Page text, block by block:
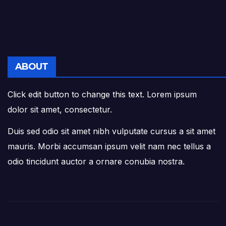
ABOUT
Click edit button to change this text. Lorem ipsum
dolor sit amet, consectetur.
Duis sed odio sit amet nibh vulputate cursus a sit amet
mauris. Morbi accumsan ipsum velit nam nec tellus a
odio tincidunt auctor a ornare conubia nostra.